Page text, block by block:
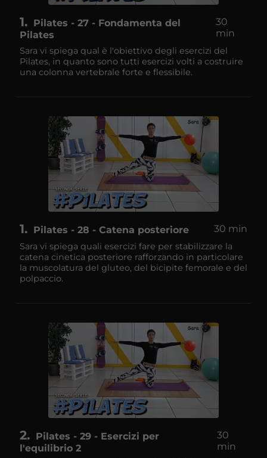
1
Pilates - 27 - Fondamenta del
Pilates
30
min
Sara vi spiega qual è l'obiettivo degli esercizi del
Pilates, in quanto sono tutti esercizi volti a costruire
una colonna vertebrale forte e flessibile.
1 Pilates - 28 - Catena posteriore 30 min
Sara vi spiega quali esercizi fare per stabilizzare la
catena cinetica posteriore rafforzando in particolare
la muscolatura del gluteo, del bicipite femorale e del
polpaccio.
2
Pilates - 29 - Esercizi per
l'equilibrio 2
30
min